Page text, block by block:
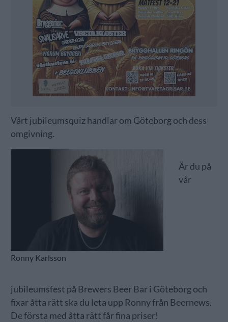
Vårt jubileumsquiz handlar om Göteborg och dess
omgivning.
Ronny Karlsson
Är du på
vår
jubileumsfest på Brewers Beer Bar i Göteborg och
fixar åtta rätt ska du leta upp Ronny från Beernews.
De första med åtta rätt får fina priser!